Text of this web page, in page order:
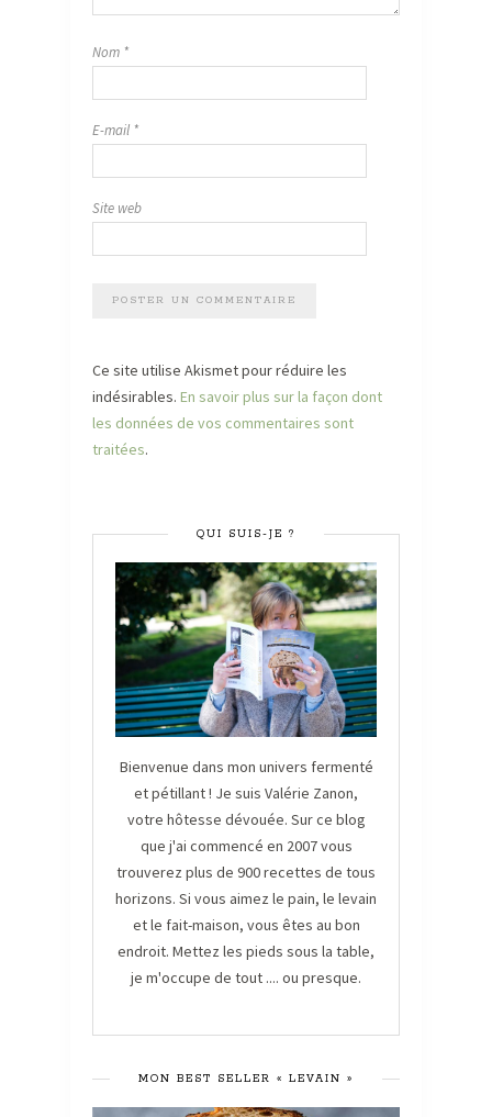
Nom *
E-mail *
Site web
Ce site utilise Akismet pour réduire les
indésirables. En savoir plus sur la façon dont
les données de vos commentaires sont
traitées.
QUI SUIS-JE ?
Bienvenue dans mon univers fermenté
et pétillant ! Je suis Valérie Zanon,
votre hôtesse dévouée. Sur ce blog
que j'ai commencé en 2007 vous
trouverez plus de 900 recettes de tous
horizons. Si vous aimez le pain, le levain
et le fait-maison, vous êtes au bon
endroit. Mettez les pieds sous la table,
je m'occupe de tout .... ou presque.
MON BEST SELLER « LEVAIN »